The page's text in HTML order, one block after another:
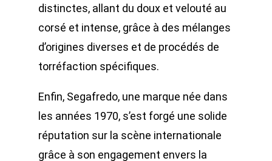
distinctes, allant du doux et velouté au
corsé et intense, grâce à des mélanges
d’origines diverses et de procédés de
torréfaction spécifiques.
Enfin, Segafredo, une marque née dans
les années 1970, s’est forgé une solide
réputation sur la scène internationale
grâce à son engagement envers la